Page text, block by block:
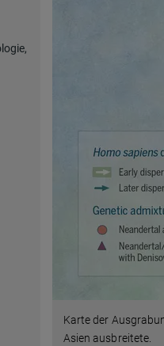
Karte der
Asien ausbreitete.